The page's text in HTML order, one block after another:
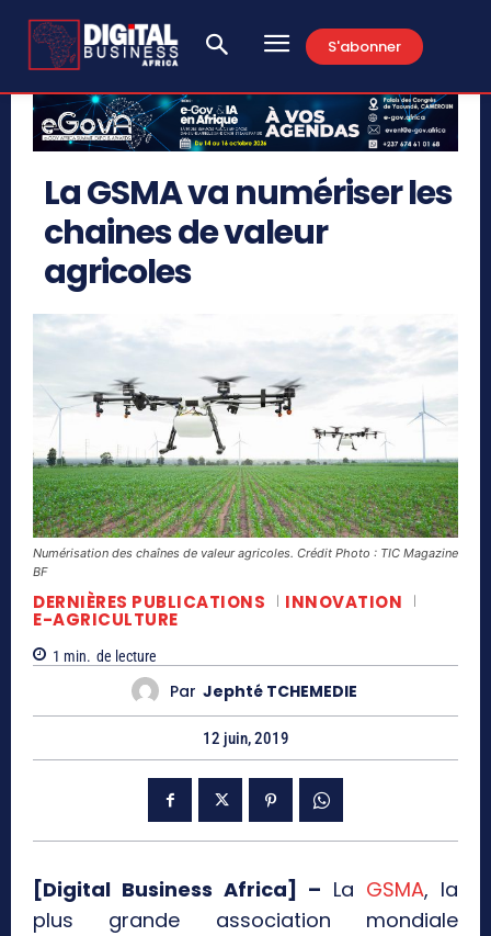
S'abonner
La GSMA va numériser les
chaines de valeur
agricoles
Numérisation des chaînes de valeur agricoles. Crédit Photo : TIC Magazine
BF
DERNIÈRES PUBLICATIONS INNOVATION
E-AGRICULTURE
1 min. de lecture
Par Jephté TCHEMEDIE
12 juin, 2019
[Digital Business Africa] – La GSMA, la
plus grande association mondiale